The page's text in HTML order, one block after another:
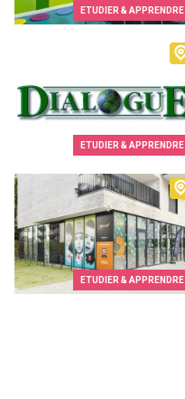
ETUDIER & APPRENDRE
ETUDIER & APPRENDRE
Dialogue Languages Visé
ETUDIER & APPRENDRE
Kids&Us Reyers-Meiser